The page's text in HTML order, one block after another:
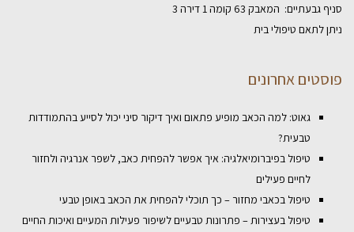
סניף גבעתיים: המאבק 63 קומה 1 דירה 3
ניתן לתאם טיפולי בית
פוסטים אחרונים
גאוט: למה הכאב מופיע פתאום ואיך דיקור סיני יכול לסייע בהתמודדות
טבעית?
טיפול בפיברומיאלגיה: איך אפשר להפחית כאב, לשפר אנרגיה ולחזור
לחיים פעילים
טיפול בכאבי מחזור – כך תוכלי להפחית את הכאב באופן טבעי
טיפול בעצירות – פתרונות טבעיים לשיפור פעילות המעיים ואיכות החיים